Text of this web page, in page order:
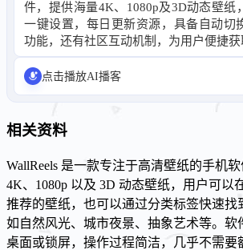
件，提供海量4K、1080p及3D动态壁纸
一键设置，每日更新资源，具备自动切
功能，还有社区互动机制，为用户便捷获
点击播放AI播客
相关资料
WallReels 是一款专注于高清壁纸的手机
4K、1080p 以及 3D 动态壁纸，用户可以
推荐的壁纸，也可以通过分类标签快速找
如自然风光、城市夜景、抽象艺术等。软
桌面或锁屏，操作过程简洁，几乎不需要